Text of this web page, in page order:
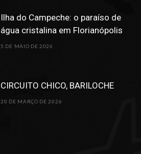
Ilha do Campeche: o paraíso de
água cristalina em Florianópolis
5 DE MAIO DE 2026
CIRCUITO CHICO, BARILOCHE
20 DE MARÇO DE 2026